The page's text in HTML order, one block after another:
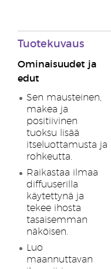
Tuotekuvaus
Ominaisuudet ja
edut
Sen mausteinen,
makea ja
positiivinen
tuoksu lisää
itseluottamusta ja
rohkeutta.
Raikastaa ilmaa
diffuuserilla
käytettynä ja
tekee ihosta
tasaisemman
näköisen.
Luo
maannuttavan